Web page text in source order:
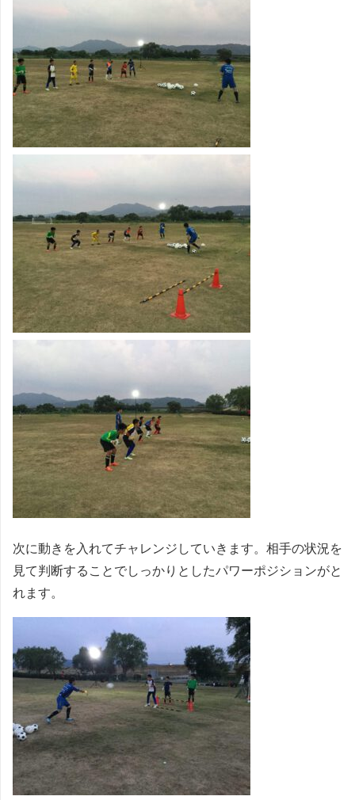
次に動きを入れてチャレンジしていきます。相手の状況を
見て判断することでしっかりとしたパワーポジションがと
れます。